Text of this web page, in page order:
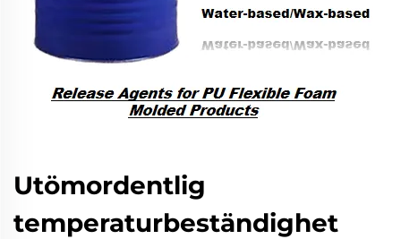
Utömordentlig
temperaturbeständighet